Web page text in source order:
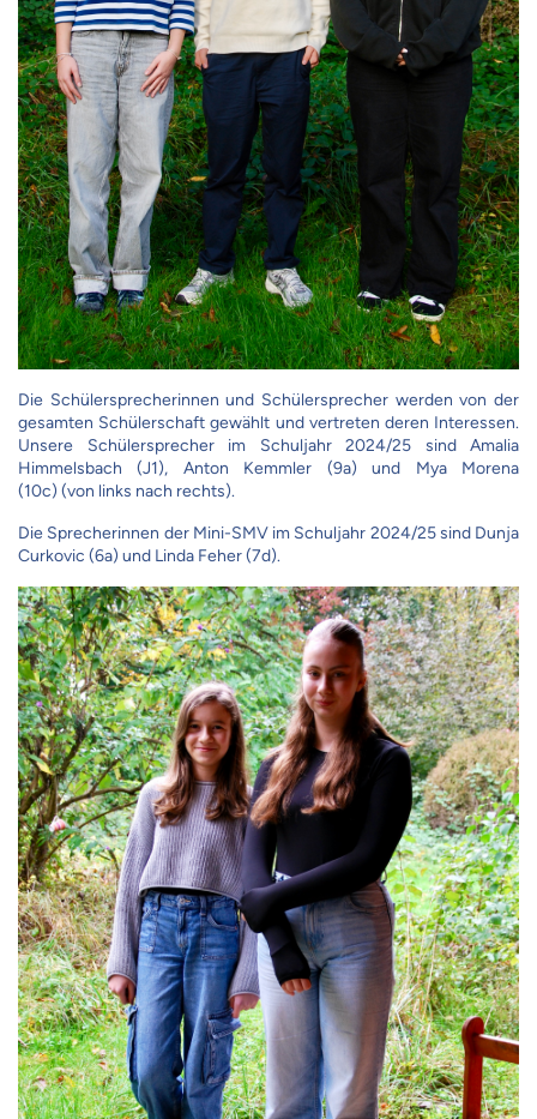
Die Schülersprecherinnen und Schülersprecher werden von der
gesamten Schülerschaft gewählt und vertreten deren Interessen.
Unsere Schülersprecher im Schuljahr 2024/25 sind Amalia
Himmelsbach (J1), Anton Kemmler (9a) und Mya Morena
(10c) (von links nach rechts).
Die Sprecherinnen der Mini-SMV im Schuljahr 2024/25 sind Dunja
Curkovic (6a) und Linda Feher (7d).